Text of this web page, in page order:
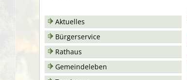
Aktuelles
Bürgerservice
Rathaus
Gemeindeleben